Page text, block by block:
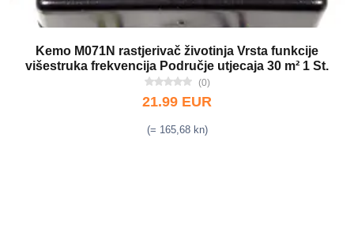
Kemo M071N rastjerivač životinja Vrsta funkcije
višestruka frekvencija Područje utjecaja 30 m² 1 St.
(0)
21.99 EUR
(= 165,68 kn)